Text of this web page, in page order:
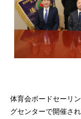
体育会ボードセーリ
グセンターで開催さ